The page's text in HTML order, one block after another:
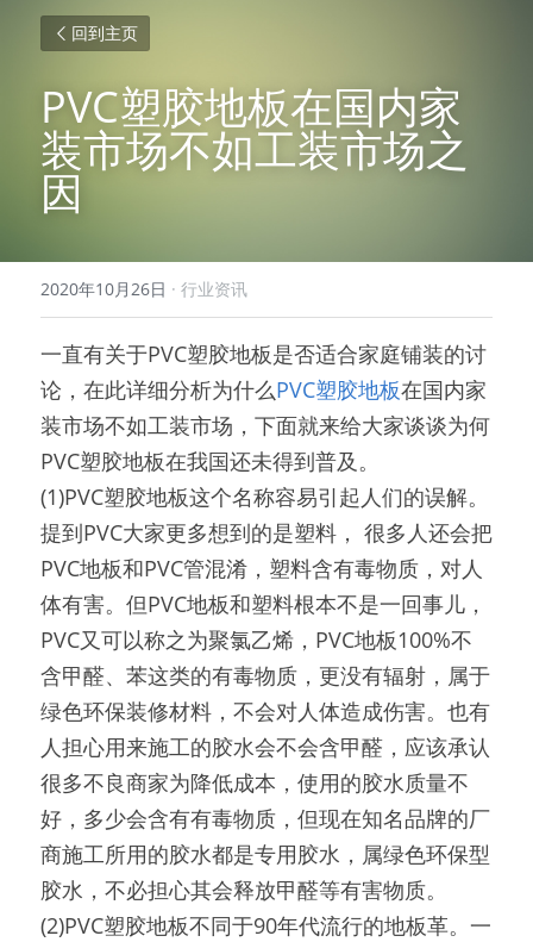
回到主页
PVC塑胶地板在国内家
装市场不如工装市场之
因
2020年10月26日 · 行业资讯
一直有关于PVC塑胶地板是否适合家庭铺装的讨
论，在此详细分析为什么PVC塑胶地板在国内家
装市场不如工装市场，下面就来给大家谈谈为何
PVC塑胶地板在我国还未得到普及。
(1)PVC塑胶地板这个名称容易引起人们的误解。
提到PVC大家更多想到的是塑料， 很多人还会把
PVC地板和PVC管混淆，塑料含有毒物质，对人
体有害。但PVC地板和塑料根本不是一回事儿，
PVC又可以称之为聚氯乙烯，PVC地板100%不
含甲醛、苯这类的有毒物质，更没有辐射，属于
绿色环保装修材料，不会对人体造成伤害。也有
人担心用来施工的胶水会不会含甲醛，应该承认
很多不良商家为降低成本，使用的胶水质量不
好，多少会含有有毒物质，但现在知名品牌的厂
商施工所用的胶水都是专用胶水，属绿色环保型
胶水，不必担心其会释放甲醛等有害物质。
(2)PVC塑胶地板不同于90年代流行的地板革。一